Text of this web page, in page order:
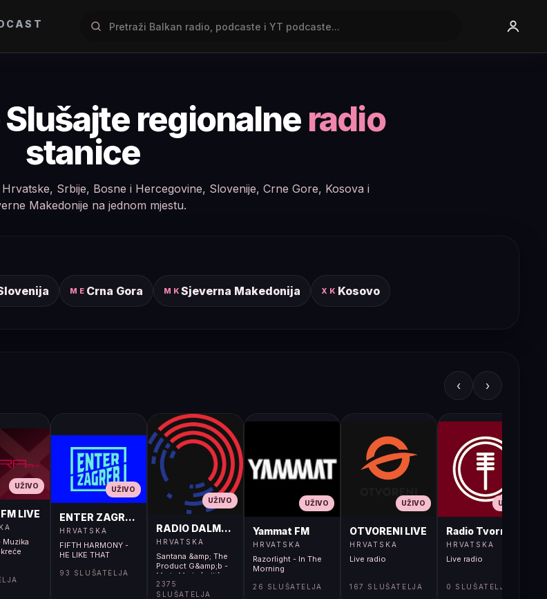
regionalne radio
stanice
Srbije, Bosne i Hercegovine, Slovenije, Crne Gore, Kosova i
Makedonije na jednom mjestu.
ME Crna Gora MKSjeverna Makedonija XK Kosovo
‹ ›
UŽIVO
LIVE
Muzika
UŽIVO
ENTER ZAGREB LIVE
HRVATSKA
FIFTH HARMONY -
HE LIKE THAT
93 SLUŠATELJA
UŽIVO
RADIO DALMACIJA LIVE
HRVATSKA
Santana &amp; The
Product G&amp;b -
Maria Maria (edit)
</body></html>
2375
SLUŠATELJA
UŽIVO
Yammat FM
HRVATSKA
Razorlight - In The
Morning
26 SLUŠATELJA
UŽIVO
OTVORENI LIVE
HRVATSKA
Live radio
167 SLUŠATELJA
UŽIVO
Radio Tvornica
HRVATSKA
Live radio
0 SLUŠATELJA